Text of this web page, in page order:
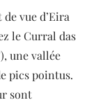
vue d’Eira
le Curral das
une vallée
pics pointus.
sont